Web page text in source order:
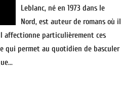
Leblanc, né en 1973 dans le
Nord, est auteur de romans où il
particulièrement ces
qui permet au quotidien de basculer